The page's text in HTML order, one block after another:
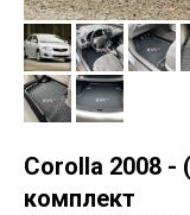
Corolla 2008 -
комплект